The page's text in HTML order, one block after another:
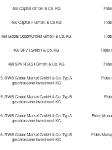
468 Capital GmbH & Co. KG
468 Capital II GmbH & Co KG
468 Global Opportunities GmbH & Co. KG
468 SPV I GmbH & Co. KG Fides
468 SPV R 2021 GmbH & Co. KG
5. RWB Global Market GmbH & Co. Typ A
geschlossene Investment-KG
Fides
5. RWB Global Market GmbH & Co. Typ B
geschlossene Investment-KG
6. RWB Global Market GmbH & Co. Typ A
geschlossene Investment-KG
Fides
6. RWB Global Market GmbH & Co. Typ B
geschlossene Investment-KG
Fides